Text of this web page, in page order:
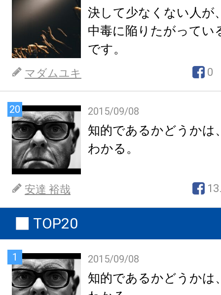
決して少なくない人が
中毒に陥りたがってい
です。
マダムユキ 0
20 2015/09/08
知的であるかどうかは
わかる。
安達 裕哉
TOP20
1 2015/09/08
知的であるかどうかは